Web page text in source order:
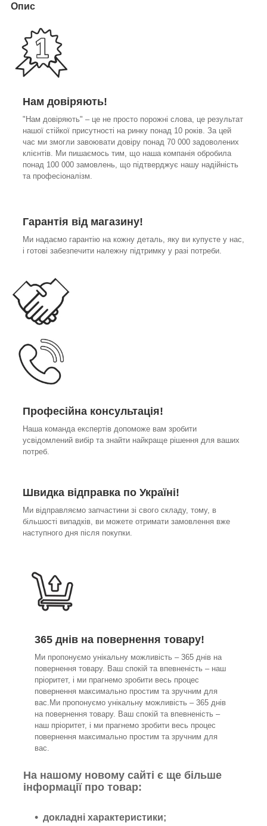
Опис
Нам довіряють!
"Нам довіряють" – це не просто порожні слова, це результат
нашої стійкої присутності на ринку понад 10 років. За цей
час ми змогли завоювати довіру понад 70 000 задоволених
клієнтів. Ми пишаємось тим, що наша компанія обробила
понад 100 000 замовлень, що підтверджує нашу надійність
та професіоналізм.
Гарантія від магазину!
Ми надаємо гарантію на кожну деталь, яку ви купуєте у нас,
і готові забезпечити належну підтримку у разі потреби.
Професійна консультація!
Наша команда експертів допоможе вам зробити
усвідомлений вибір та знайти найкраще рішення для ваших
потреб.
Швидка відправка по Україні!
Ми відправляємо запчастини зі свого складу, тому, в
більшості випадків, ви можете отримати замовлення вже
наступного дня після покупки.
365 днів на повернення товару!
Ми пропонуємо унікальну можливість – 365 днів на
повернення товару. Ваш спокій та впевненість – наш
пріоритет, і ми прагнемо зробити весь процес
повернення максимально простим та зручним для
вас.Ми пропонуємо унікальну можливість – 365 днів
на повернення товару. Ваш спокій та впевненість –
наш пріоритет, і ми прагнемо зробити весь процес
повернення максимально простим та зручним для
вас.
На нашому новому сайті є ще більше
інформації про товар:
докладні характеристики;